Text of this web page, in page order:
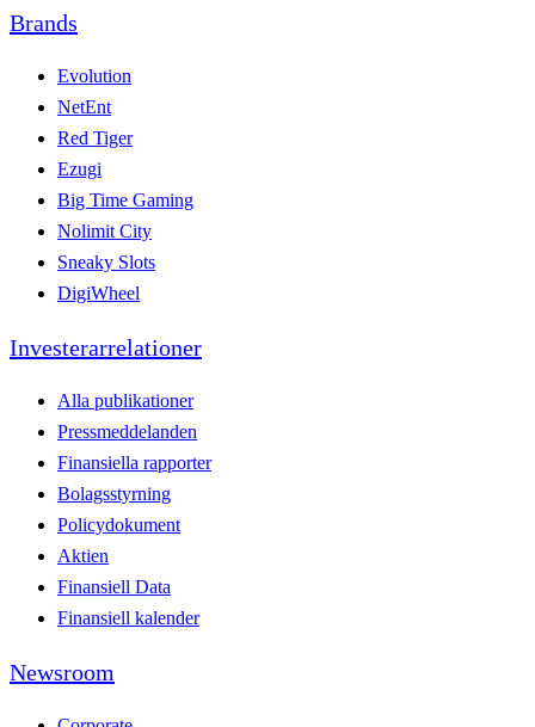
Brands
Evolution
NetEnt
Red Tiger
Ezugi
Big Time Gaming
Nolimit City
Sneaky Slots
DigiWheel
Investerarrelationer
Alla publikationer
Pressmeddelanden
Finansiella rapporter
Bolagsstyrning
Policydokument
Aktien
Finansiell Data
Finansiell kalender
Newsroom